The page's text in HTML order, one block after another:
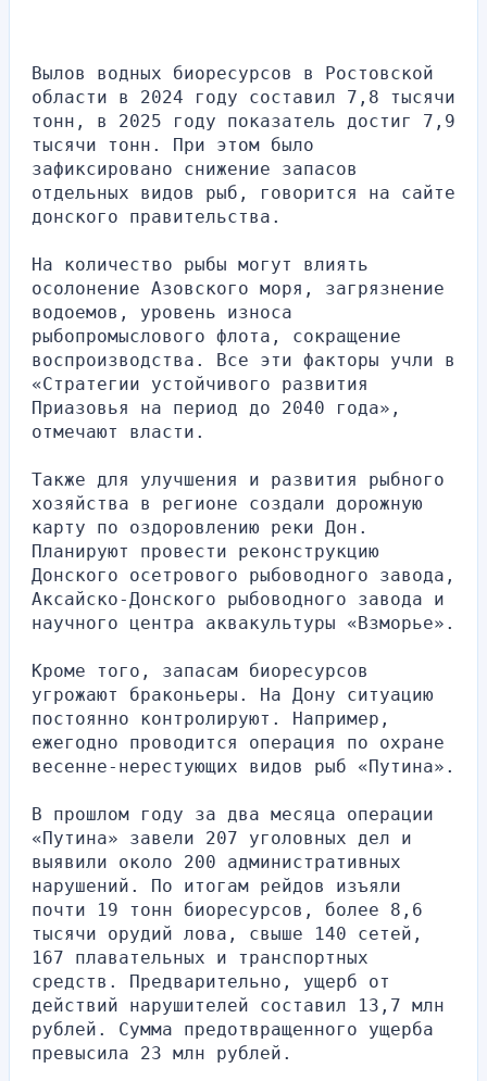
Вылов водных биоресурсов в Ростовской
области в 2024 году составил 7,8 тысячи
тонн, в 2025 году показатель достиг 7,9
тысячи тонн. При этом было
зафиксировано снижение запасов
отдельных видов рыб, говорится на сайте
донского правительства.
На количество рыбы могут влиять
осолонение Азовского моря, загрязнение
водоемов, уровень износа
рыбопромыслового флота, сокращение
воспроизводства. Все эти факторы учли в
«Стратегии устойчивого развития
Приазовья на период до 2040 года»,
отмечают власти.
Также для улучшения и развития рыбного
хозяйства в регионе создали дорожную
карту по оздоровлению реки Дон.
Планируют провести реконструкцию
Донского осетрового рыбоводного завода,
Аксайско-Донского рыбоводного завода и
научного центра аквакультуры «Взморье».
Кроме того, запасам биоресурсов
угрожают браконьеры. На Дону ситуацию
постоянно контролируют. Например,
ежегодно проводится операция по охране
весенне-нерестующих видов рыб «Путина».
В прошлом году за два месяца операции
«Путина» завели 207 уголовных дел и
выявили около 200 административных
нарушений. По итогам рейдов изъяли
почти 19 тонн биоресурсов, более 8,6
тысячи орудий лова, свыше 140 сетей,
167 плавательных и транспортных
средств. Предварительно, ущерб от
действий нарушителей составил 13,7 млн
рублей. Сумма предотвращенного ущерба
превысила 23 млн рублей.